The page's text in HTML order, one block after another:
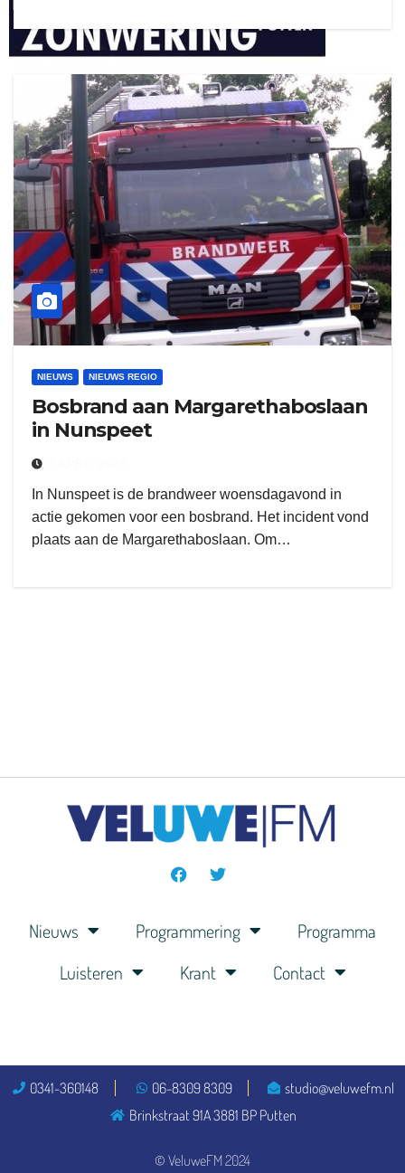
duo montage
NIEUWS NIEUWS REGIO
Bosbrand aan Margarethaboslaan
in Nunspeet
In Nunspeet is de brandweer woensdagavond in
actie gekomen voor een bosbrand. Het incident vond
plaats aan de Margarethaboslaan. Om…
Nieuws Programmering
Programma
Luisteren
Krant Contact
© VeluweFM 2024
0341-360148 06-8309 8309
studio@veluwefm.nl
Brinkstraat 91A 3881 BP Putten